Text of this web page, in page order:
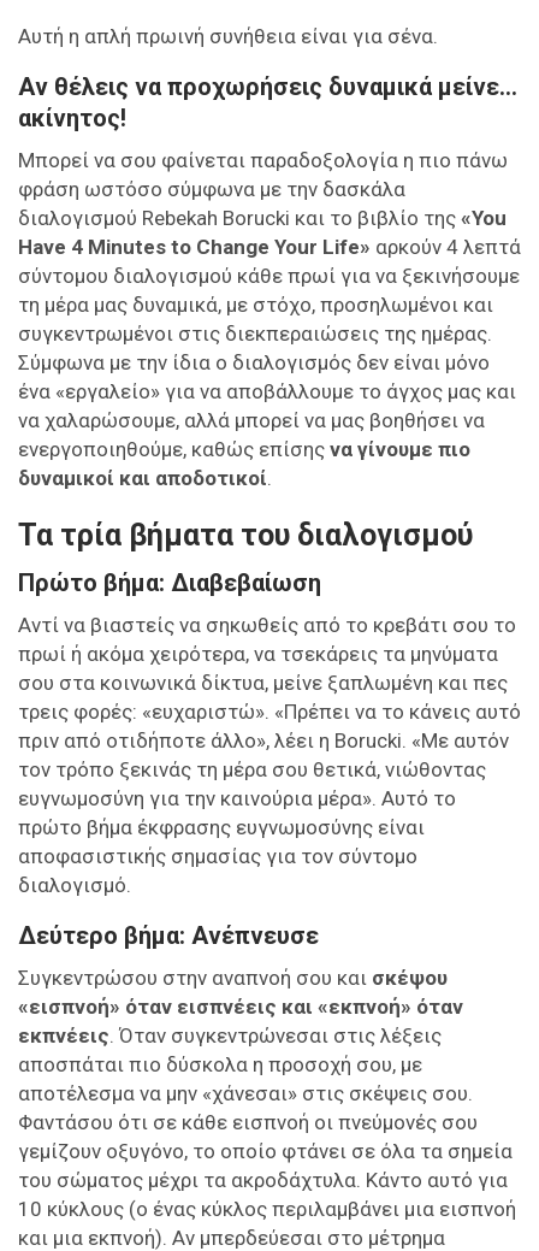
Αυτή η απλή πρωινή συνήθεια είναι για σένα.
Αν θέλεις να προχωρήσεις δυναμικά μείνε…
ακίνητος!
Μπορεί να σου φαίνεται παραδοξολογία η πιο πάνω
φράση ωστόσο σύμφωνα με την δασκάλα
διαλογισμού Rebekah Borucki και το βιβλίο της «You
Have 4 Minutes to Change Your Life» αρκούν 4 λεπτά
σύντομου διαλογισμού κάθε πρωί για να ξεκινήσουμε
τη μέρα μας δυναμικά, με στόχο, προσηλωμένοι και
συγκεντρωμένοι στις διεκπεραιώσεις της ημέρας.
Σύμφωνα με την ίδια ο διαλογισμός δεν είναι μόνο
ένα «εργαλείο» για να αποβάλλουμε το άγχος μας και
να χαλαρώσουμε, αλλά μπορεί να μας βοηθήσει να
ενεργοποιηθούμε, καθώς επίσης να γίνουμε πιο
δυναμικοί και αποδοτικοί.
Τα τρία βήματα του διαλογισμού
Πρώτο βήμα: Διαβεβαίωση
Αντί να βιαστείς να σηκωθείς από το κρεβάτι σου το
πρωί ή ακόμα χειρότερα, να τσεκάρεις τα μηνύματα
σου στα κοινωνικά δίκτυα, μείνε ξαπλωμένη και πες
τρεις φορές: «ευχαριστώ». «Πρέπει να το κάνεις αυτό
πριν από οτιδήποτε άλλο», λέει η Borucki. «Με αυτόν
τον τρόπο ξεκινάς τη μέρα σου θετικά, νιώθοντας
ευγνωμοσύνη για την καινούρια μέρα». Αυτό το
πρώτο βήμα έκφρασης ευγνωμοσύνης είναι
αποφασιστικής σημασίας για τον σύντομο
διαλογισμό.
Δεύτερο βήμα: Ανέπνευσε
Συγκεντρώσου στην αναπνοή σου και σκέψου
«εισπνοή» όταν εισπνέεις και «εκπνοή» όταν
εκπνέεις. Όταν συγκεντρώνεσαι στις λέξεις
αποσπάται πιο δύσκολα η προσοχή σου, με
αποτέλεσμα να μην «χάνεσαι» στις σκέψεις σου.
Φαντάσου ότι σε κάθε εισπνοή οι πνεύμονές σου
γεμίζουν οξυγόνο, το οποίο φτάνει σε όλα τα σημεία
του σώματος μέχρι τα ακροδάχτυλα. Κάντο αυτό για
10 κύκλους (ο ένας κύκλος περιλαμβάνει μια εισπνοή
και μια εκπνοή). Αν μπερδεύεσαι στο μέτρημα